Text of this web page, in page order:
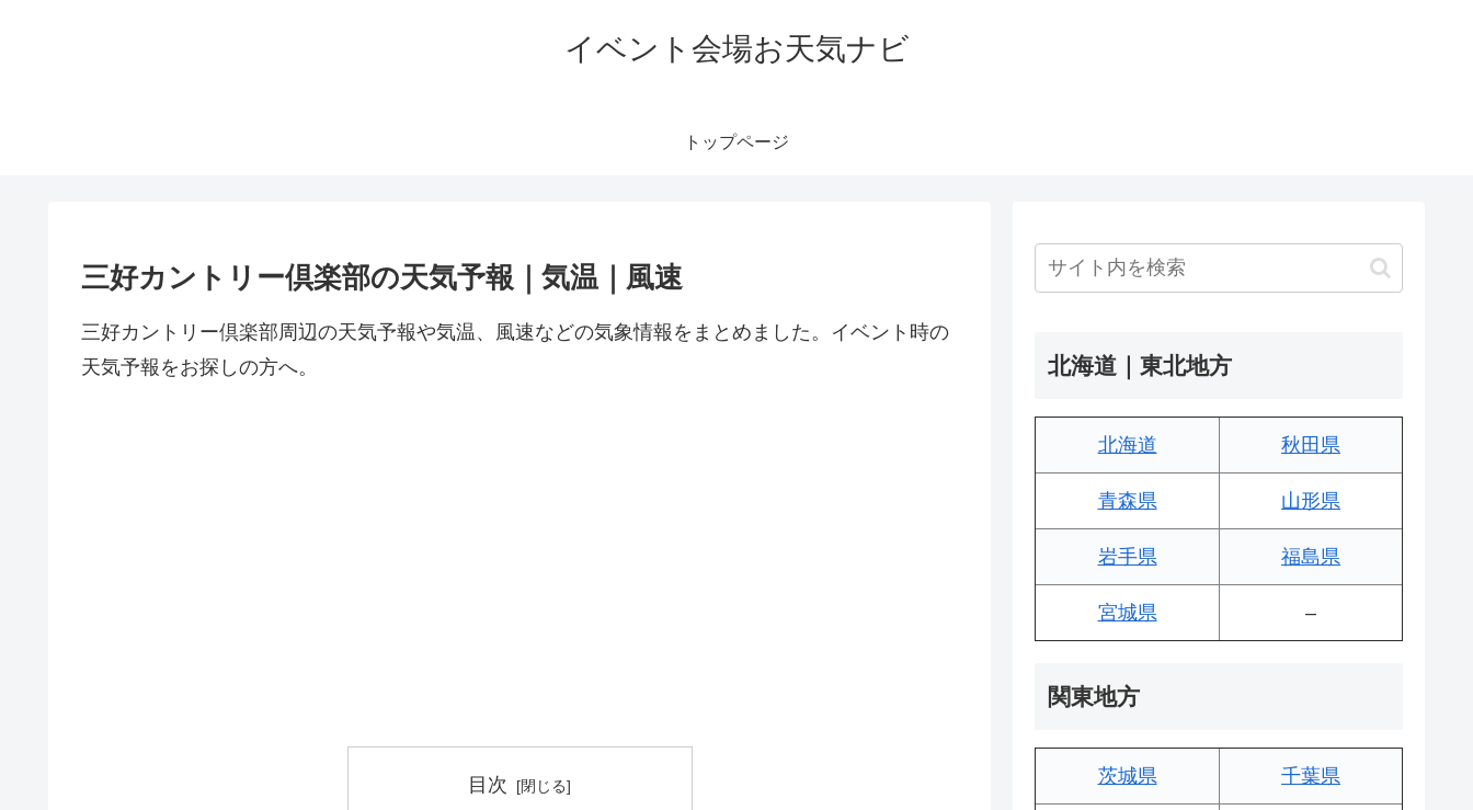
イベント会場お天気ナビ
トップページ
三好カントリー倶楽部の天気予報｜気温｜風速
三好カントリー倶楽部周辺の天気予報や気温、風速などの気象情報をまとめました。イベント時の
天気予報をお探しの方へ。
目次
北海道｜東北地方
北海道 秋田県
青森県 山形県
岩手県 福島県
宮城県 –
関東地方
茨城県 千葉県